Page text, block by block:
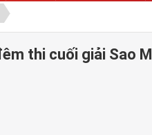
thi cuối giải Sao